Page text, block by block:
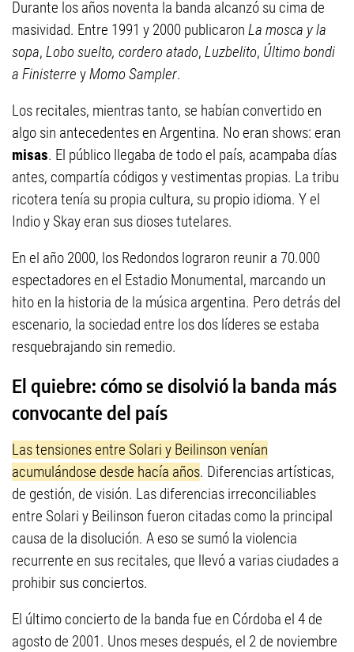
Durante los años noventa la banda alcanzó su cima de
masividad. Entre 1991 y 2000 publicaron La mosca y la
sopa, Lobo suelto, cordero atado, Luzbelito, Último bondi
a Finisterre yMomo Sampler.
Los recitales, mientras tanto, se habían convertido en
algo sin antecedentes en Argentina. No eran shows: eran
misas. El público llegaba de todo el país, acampaba días
antes, compartía códigos y vestimentas propias. La tribu
ricotera tenía su propia cultura, su propio idioma. Y el
Indio y Skay eran sus dioses tutelares.
En el año 2000, los Redondos lograron reunir a 70.000
espectadores en el Estadio Monumental, marcando un
hito en la historia de la música argentina. Pero detrás del
escenario, la sociedad entre los dos líderes se estaba
resquebrajando sin remedio.
El quiebre: cómo se disolvió la banda más
convocante del país
Las tensiones entre Solari y Beilinson venían
acumulándose desde hacía años. Diferencias artísticas,
de gestión, de visión. Las diferencias irreconciliables
entre Solari y Beilinson fueron citadas como la principal
causa de la disolución. A eso se sumó la violencia
recurrente en sus recitales, que llevó a varias ciudades a
prohibir sus conciertos.
El último concierto de la banda fue en Córdoba el 4 de
agosto de 2001. Unos meses después, el 2 de noviembre